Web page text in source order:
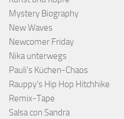
Mystery Biography
New Waves
Newcomer Friday
Nika unterwegs
Pauli's Küchen-Chaos
Rauppy’s Hip Hop Hitchhike
Remix-Tape
Salsa con Sandra